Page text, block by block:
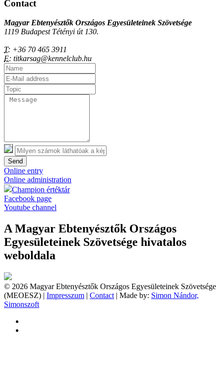
Contact
Magyar Ebtenyésztők Országos Egyesületeinek Szövetsége
1119 Budapest Tétényi út 130.
T: +36 70 465 3911
E: titkarsag@kennelclub.hu
Send
Online entry
Online administration
Champion értéktár
Facebook page
Youtube channel
A Magyar Ebtenyésztők Országos
Egyesületeinek Szövetsége hivatalos
weboldala
© 2026 Magyar Ebtenyésztők Országos Egyesületeinek Szövetsége
(MEOESZ) | Impresszum | Contact | Made by: Simon Nándor,
Simonszoft